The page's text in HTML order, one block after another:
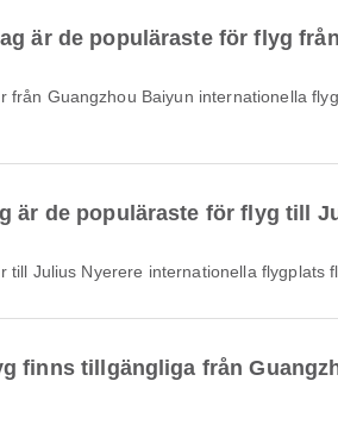
är de populäraste för flyg
från Guangzhou Baiyun internationella
är de populäraste för flyg till
till Julius Nyerere internationella flygplats
finns tillgängliga från